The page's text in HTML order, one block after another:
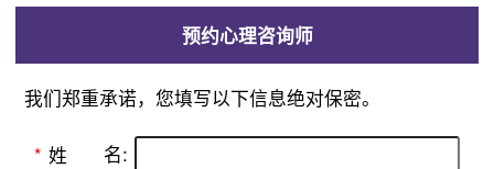
预约心理咨询师
我们郑重承诺，您填写以下信息绝对保密。
* 姓 名: